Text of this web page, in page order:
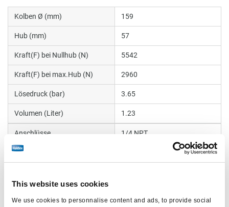
This website uses cookies
We use cookies to personnalise content and ads, to provide social
Kolben Ø (mm) 159
Hub (mm) 57
Kraft(F) bei Nullhub (N) 5542
Kraft(F) bei max.Hub (N) 2960
Lösedruck (bar) 3.65
Volumen (Liter) 1.23
Anschlüsse 1/4 NPT
Kolbenstangengewinde